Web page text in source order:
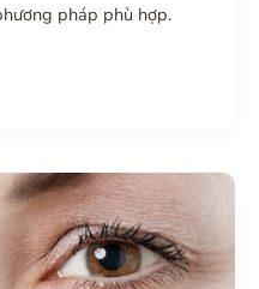
pháp phù hợp.